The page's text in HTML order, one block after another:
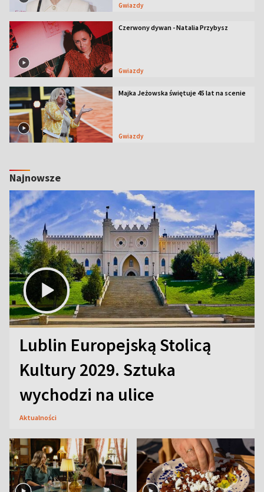
Gwiazdy
Czerwony dywan - Natalia Przybysz
Gwiazdy
Majka Jeżowska świętuje 45 lat na scenie
Gwiazdy
Najnowsze
Lublin Europejską Stolicą
Kultury 2029. Sztuka
wychodzi na ulice
Aktualności